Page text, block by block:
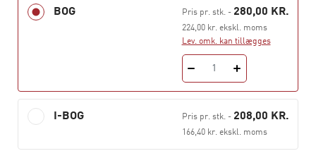
Desuden gennemgår den velfærdsstatens betydning for
og sammenhæng med en bred vifte af politiske og
Carsten Jensen er adjunkt på Institut for Statskundskab,
BOG Pris pr. stk.- 280,00 KR.
224,00 kr. ekskl. moms
Lev. omk. kan tillægges
1
I-BOG Pris pr. stk.- 208,00 KR.
166,40 kr. ekskl. moms